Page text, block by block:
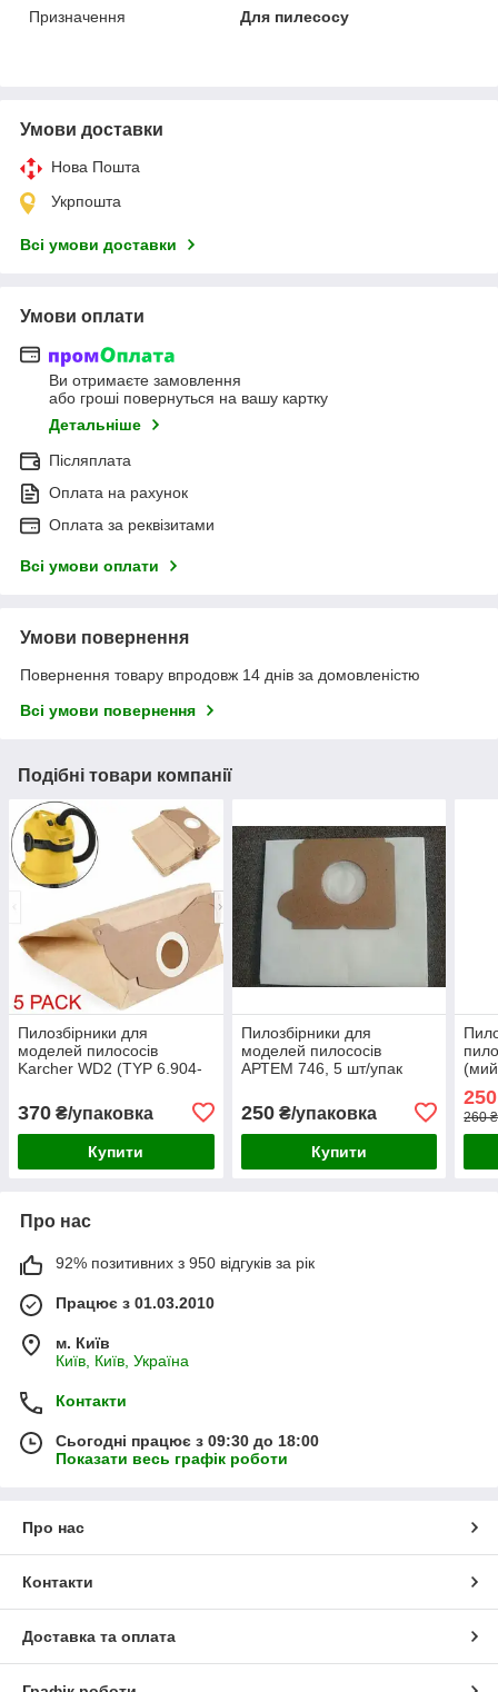
Призначення
Для пилесосу
Умови доставки
Нова Пошта
Укрпошта
Всі умови доставки
Умови оплати
Ви отримаєте замовлення
або гроші повернуться на вашу картку
Детальніше
Післяплата
Оплата на рахунок
Оплата за реквізитами
Всі умови оплати
Умови повернення
Повернення товару впродовж 14 днів за домовленістю
Всі умови повернення
Подібні товари компанії
Пилозбірники для
моделей пилососів
Karcher WD2 (TYP 6.904-
370 ₴/упаковка
Купити
Пилозбірники для
моделей пилососів
АРТЕМ 746, 5 шт/упак
250₴/упаковка
Купити
250
260
Про нас
92% позитивних з 950 відгуків за рік
Працює з 01.03.2010
м. Київ
Київ, Київ, Україна
Контакти
Сьогодні працює з 09:30 до 18:00
Показати весь графік роботи
Про нас
Контакти
Доставка та оплата